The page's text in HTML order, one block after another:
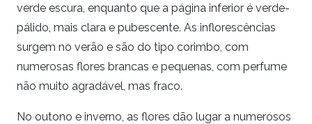
verde escura, enquanto que a página inferior é verde-
pálido, mais clara e pubescente. As inflorescências
surgem no verão e são do tipo corimbo, com
numerosas flores brancas e pequenas, com perfume
não muito agradável, mas fraco.
No outono e inverno, as flores dão lugar a numerosos